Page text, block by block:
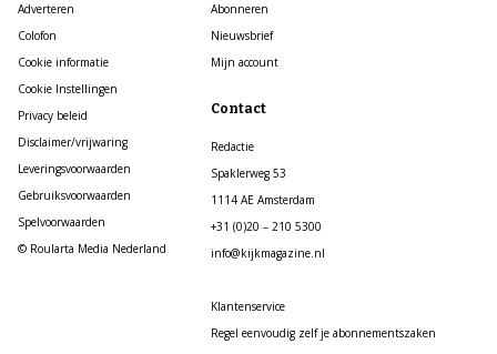
Adverteren
Colofon
Cookie informatie
Cookie Instellingen
Privacy beleid
Disclaimer/vrijwaring
Leveringsvoorwaarden
Gebruiksvoorwaarden
Spelvoorwaarden
© Roularta Media Nederland
Abonneren
Nieuwsbrief
Mijn account
Contact
Redactie
Spaklerweg 53
1114 AE Amsterdam
+31 (0)20 – 210 5300
info@kijkmagazine.nl
Klantenservice
Regel eenvoudig zelf je abonnementszaken